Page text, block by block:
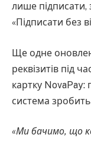
лише
«Підписати без
Ще одне
реквізитів під
картку
система
«Ми бачимо, що